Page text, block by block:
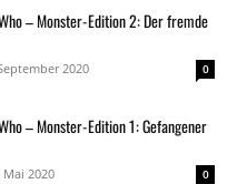
– Monster-Edition 2: Der fremde
2020 0
– Monster-Edition 1: Gefangener
Mai 2020 0